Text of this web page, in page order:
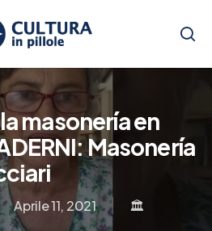
masonería en
Masonería
Aprile 11, 2021
🏛️